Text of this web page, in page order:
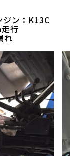
ン：K13C
行
れ